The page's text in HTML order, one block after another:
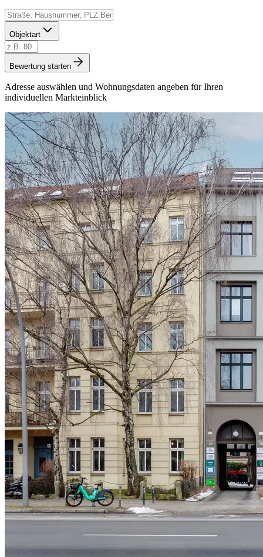
Objektart
Bewertung starten
Adresse auswählen und Wohnungsdaten angeben für Ihren
individuellen Markteinblick